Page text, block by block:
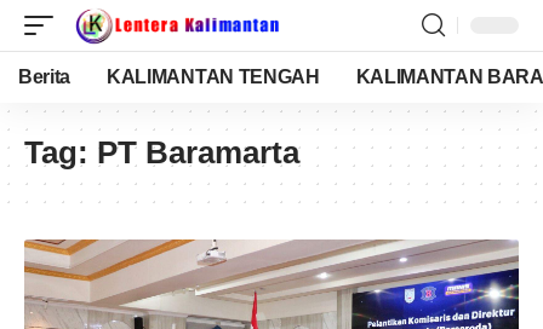
Berita KALIMANTAN TENGAH KALIMANTAN
Tag: PT Baramarta